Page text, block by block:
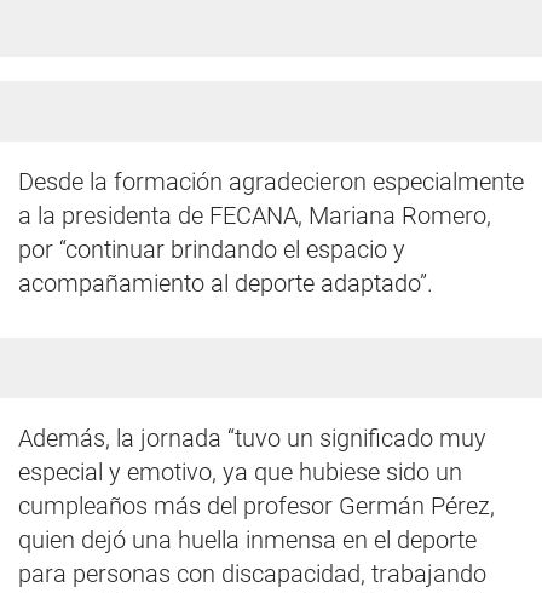
Desde la formación agradecieron especialmente
a la presidenta de FECANA, Mariana Romero,
por “continuar brindando el espacio y
acompañamiento al deporte adaptado”.
Además, la jornada “tuvo un significado muy
especial y emotivo, ya que hubiese sido un
cumpleaños más del profesor Germán Pérez,
quien dejó una huella inmensa en el deporte
para personas con discapacidad, trabajando